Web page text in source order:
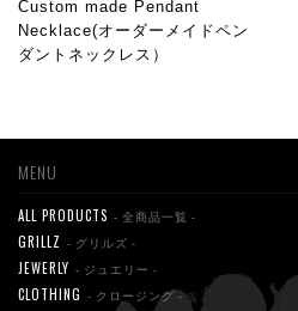
Custom made Pendant
Necklace(オーダーメイドペン
ダントネックレス）
MENU
ALL PRODUCTS - 全商品一覧 -
GRILLZ - グリルズ -
JEWERLY - ジュエリー -
CLOTHING - クロージング -